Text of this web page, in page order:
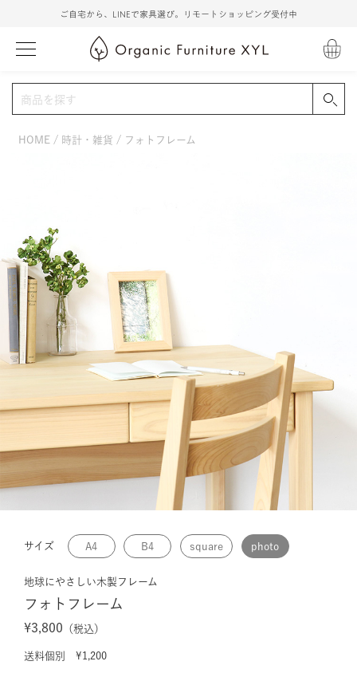
ご自宅から、LINEで家具選び。リモートショッピング受付中
HOME 時計・雑貨 フォトフレーム
サイズ A4 B4 square photo
地球にやさしい木製フレーム
フォトフレーム
¥3,800 （税込）
送料個別 ¥1,200